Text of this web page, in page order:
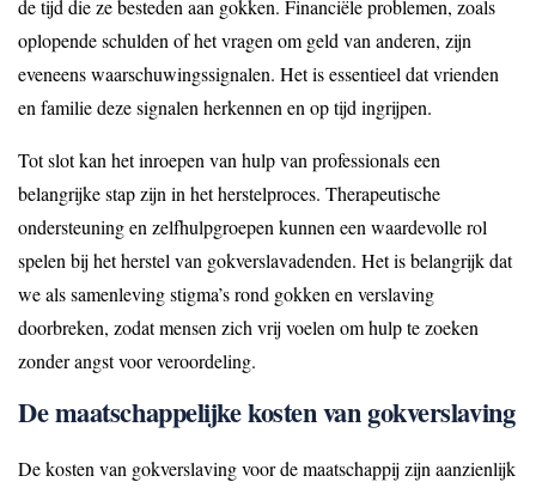
de tijd die ze besteden aan gokken. Financiële problemen, zoals
oplopende schulden of het vragen om geld van anderen, zijn
eveneens waarschuwingssignalen. Het is essentieel dat vrienden
en familie deze signalen herkennen en op tijd ingrijpen.
Tot slot kan het inroepen van hulp van professionals een
belangrijke stap zijn in het herstelproces. Therapeutische
ondersteuning en zelfhulpgroepen kunnen een waardevolle rol
spelen bij het herstel van gokverslavadenden. Het is belangrijk dat
we als samenleving stigma’s rond gokken en verslaving
doorbreken, zodat mensen zich vrij voelen om hulp te zoeken
zonder angst voor veroordeling.
De maatschappelijke kosten van gokverslaving
De kosten van gokverslaving voor de maatschappij zijn aanzienlijk